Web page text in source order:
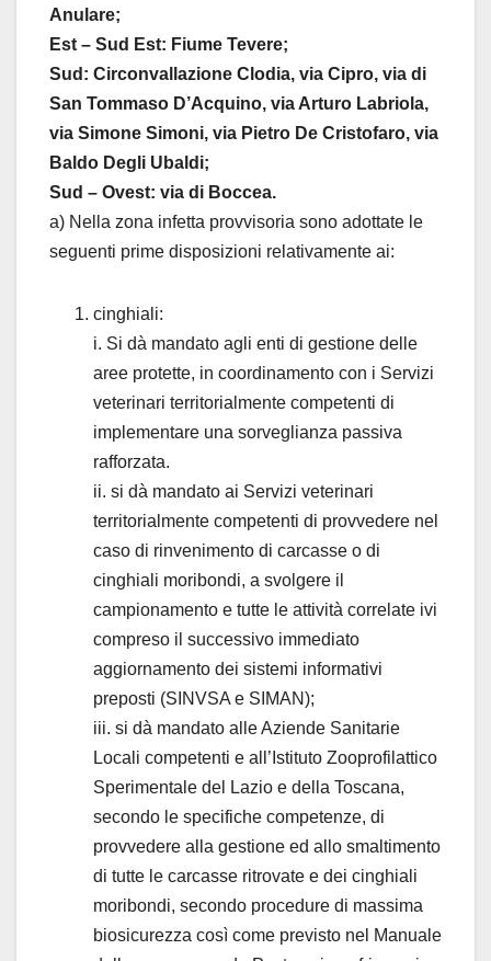
Anulare;
Est – Sud Est: Fiume Tevere;
Sud: Circonvallazione Clodia, via Cipro, via di
San Tommaso D’Acquino, via Arturo Labriola,
via Simone Simoni, via Pietro De Cristofaro, via
Baldo Degli Ubaldi;
Sud – Ovest: via di Boccea.
a) Nella zona infetta provvisoria sono adottate le
seguenti prime disposizioni relativamente ai:
cinghiali:
i. Si dà mandato agli enti di gestione delle
aree protette, in coordinamento con i Servizi
veterinari territorialmente competenti di
implementare una sorveglianza passiva
rafforzata.
ii. si dà mandato ai Servizi veterinari
territorialmente competenti di provvedere nel
caso di rinvenimento di carcasse o di
cinghiali moribondi, a svolgere il
campionamento e tutte le attività correlate ivi
compreso il successivo immediato
aggiornamento dei sistemi informativi
preposti (SINVSA e SIMAN);
iii. si dà mandato alle Aziende Sanitarie
Locali competenti e all’Istituto Zooprofilattico
Sperimentale del Lazio e della Toscana,
secondo le specifiche competenze, di
provvedere alla gestione ed allo smaltimento
di tutte le carcasse ritrovate e dei cinghiali
moribondi, secondo procedure di massima
biosicurezza così come previsto nel Manuale